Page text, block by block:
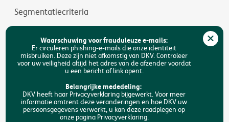
Segmentatiecriteria
Jobs
Duurzaamheid
Toegankelijkheid
Zoeken
Waarschuwing voor frauduleuze e-mails:
Er circuleren phishing-e-mails die onze identiteit
misbruiken. Deze zijn niet afkomstig van DKV. Controleer
voor uw veiligheid altijd het adres van de afzender voordat
u een bericht of link opent.
Belangrijke mededeling:
DKV heeft haar Privacyverklaring bijgewerkt. Voor meer
informatie omtrent deze veranderingen en hoe DKV uw
persoonsgegevens verwerkt, u kan deze raadplegen op
onze pagina Privacyverklaring.